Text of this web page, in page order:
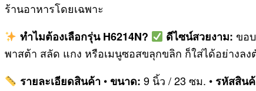
ร้านอาหารโดยเฉพาะ
ทำไมต้องเลือกรุ่น H6214N?
ดีไซน์สวยงาม: ขอ
พาสต้า สลัด แกง หรือเมนูซอสขลุกขลิก ก็ใส่ได้อย่างลง
รายละเอียดสินค้า•ขนาด: 9 นิ้ว / 23 ซม. • รหัสสิน